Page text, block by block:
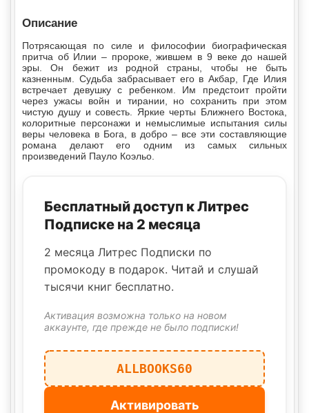
Описание
Потрясающая по силе и философии биографическая
притча об Илии – пророке, жившем в 9 веке до нашей
эры. Он бежит из родной страны, чтобы не быть
казненным. Судьба забрасывает его в Акбар, Где Илия
встречает девушку с ребенком. Им предстоит пройти
через ужасы войн и тирании, но сохранить при этом
чистую душу и совесть. Яркие черты Ближнего Востока,
колоритные персонажи и немыслимые испытания силы
веры человека в Бога, в добро – все эти составляющие
романа делают его одним из самых сильных
произведений Пауло Коэльо.
Бесплатный доступ к Литрес
Подписке на 2 месяца
2 месяца Литрес Подписки по
промокоду в подарок. Читай и слушай
тысячи книг бесплатно.
Активация возможна только на новом
аккаунте, где прежде не было подписки!
ALLBOOKS60
Активировать